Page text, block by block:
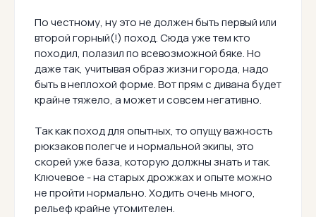
По честному, ну это не должен быть первый или
второй горный(!) поход. Сюда уже тем кто
походил, полазил по всевозможной бяке. Но
даже так, учитывая образ жизни города, надо
быть в неплохой форме. Вот прям с дивана будет
крайне тяжело, а может и совсем негативно.
Так как поход для опытных, то опущу важность
рюкзаков полегче и нормальной экипы, это
скорей уже база, которую должны знать и так.
Ключевое - на старых дрожжах и опыте можно
не пройти нормально. Ходить очень много,
рельеф крайне утомителен.